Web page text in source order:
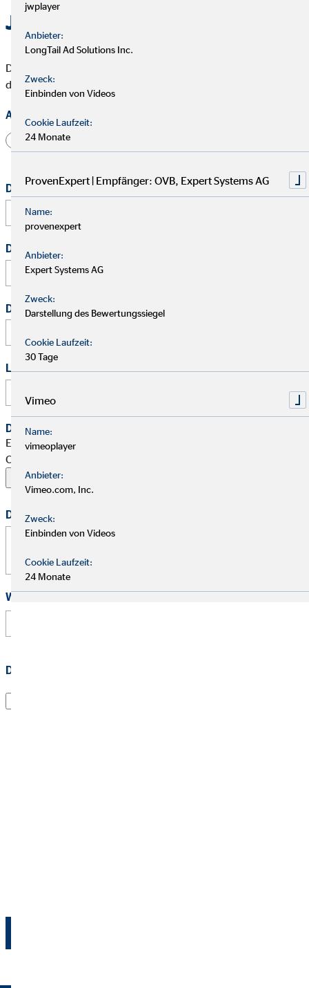
Jetzt bewerben
Die mit * gekennzeichneten Felder müssen ausgefüllt werden,
damit wir Deine Bewerbung bearbeiten können.
Anrede
Herr
Dein vollständiger Name *
Deine E-Mail Adresse
Deine Telefonnummer
Link zu Deinem Business-Profil (Xing / LinkedIn / andere)
Dein Begleitschreiben
Erlaubte Formate: PDF, Word, ZIP, OpenOffice,
OpenDocument, JPG, PNG, BMP | Maximal 20 MB
Deine Nachricht
Wie hast Du von uns erfahren?
Datenschutz
jwplayer
Anbieter:
LongTail Ad Solutions Inc.
Zweck:
Einbinden von Videos
Cookie Laufzeit:
24 Monate
ProvenExpert | Empfänger: OVB, Expert Systems AG
Name:
provenexpert
Anbieter:
Expert Systems AG
Zweck:
Darstellung des Bewertungssiegel
Cookie Laufzeit:
30 Tage
Vimeo
Name:
vimeoplayer
Anbieter:
Vimeo.com, Inc.
Zweck:
Einbinden von Videos
Cookie Laufzeit:
24 Monate